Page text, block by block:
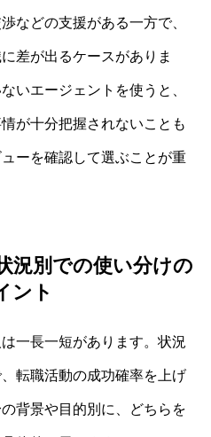
などの支援がある一方で、
差が出るケースがありま
いエージェントを使うと、
が十分把握されないことも
ーを確認して選ぶことが重
況別での使い分けの
ント
一長一短があります。状況
転職活動の成功確率を上げ
背景や目的別に、どちらを